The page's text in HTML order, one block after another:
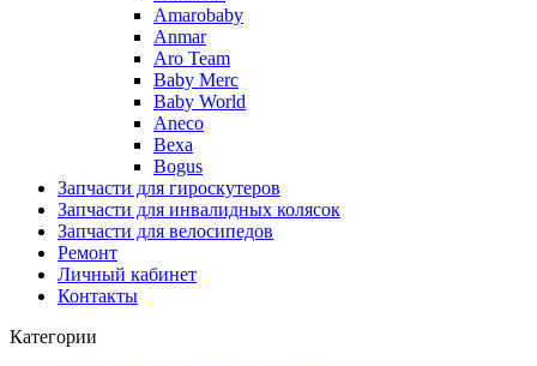
Amarobaby
Anmar
Aro Team
Baby Merc
Baby World
Aneco
Bexa
Bogus
Запчасти для гироскутеров
Запчасти для инвалидных колясок
Запчасти для велосипедов
Ремонт
Личный кабинет
Контакты
Категории